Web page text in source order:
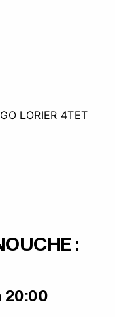
LORIER 4TET
:
20:00